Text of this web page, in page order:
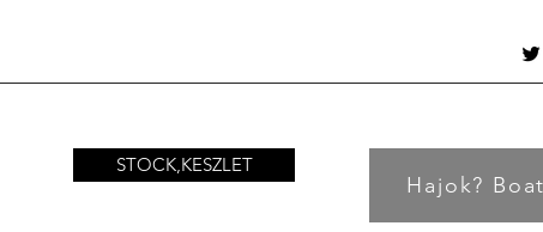
STOCK,KESZLET
Hajok?